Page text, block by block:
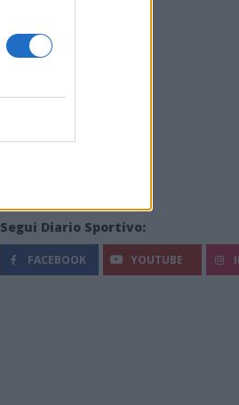
Segui Diario Sportivo:
FACEBOOK YOUTUBE